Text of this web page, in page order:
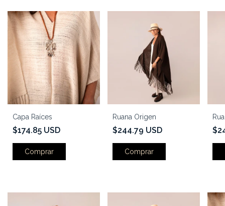
Capa Raíces
$174.85 USD
Ruana Origen
$244.79 USD